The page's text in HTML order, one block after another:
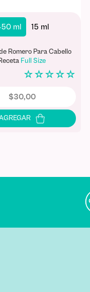
ml 15 ml
Romero Para Cabello
Full Size
☆ ☆ ☆ ☆ ☆
$30,00